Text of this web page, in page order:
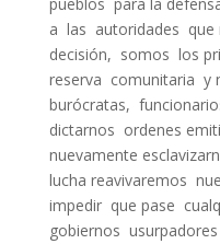
a las autoridades
decisión, somos los
reserva comunitaria y
burócratas,
dictarnos ordenes
nuevamente
lucha reavivaremos
impedir que pase
gobiernos